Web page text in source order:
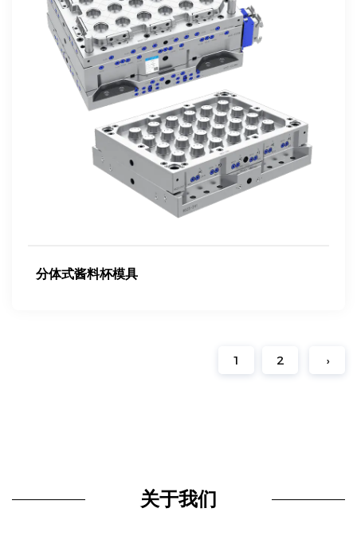
分体式酱料杯模具
1 2 ›
关于我们